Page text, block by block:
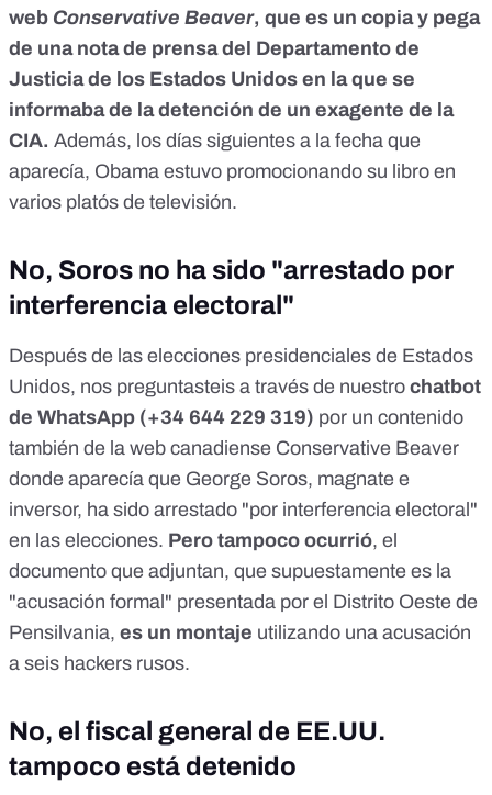
web Conservative Beaver, que es un copia y pega
de una nota de prensa del Departamento de
Justicia de los Estados Unidos en la que se
informaba de la detención de un exagente de la
CIA. Además, los días siguientes a la fecha que
aparecía, Obama estuvo promocionando su libro en
varios platós de televisión.
No, Soros no ha sido "arrestado por
interferencia electoral"
Después de las elecciones presidenciales de Estados
Unidos, nos preguntasteis a través de nuestro chatbot
de WhatsApp (+34 644 229 319) por un contenido
también de la web canadiense Conservative Beaver
donde aparecía que George Soros, magnate e
inversor, ha sido arrestado "por interferencia electoral"
en las elecciones. Pero tampoco ocurrió, el
documento que adjuntan, que supuestamente es la
"acusación formal" presentada por el Distrito Oeste de
Pensilvania, es un montaje utilizando una acusación
a seis hackers rusos.
No, el fiscal general de EE.UU.
tampoco está detenido